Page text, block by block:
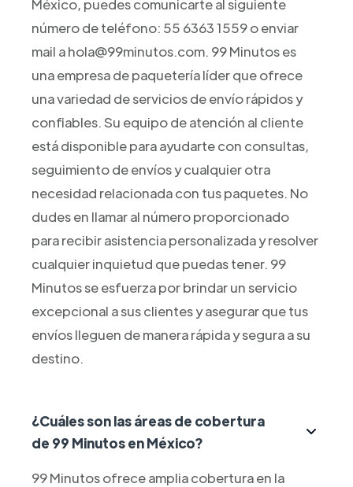
México, puedes comunicarte al siguiente
número de teléfono: 55 6363 1559 o enviar
mail a hola@99minutos.com. 99 Minutos es
una empresa de paquetería líder que ofrece
una variedad de servicios de envío rápidos y
confiables. Su equipo de atención al cliente
está disponible para ayudarte con consultas,
seguimiento de envíos y cualquier otra
necesidad relacionada con tus paquetes. No
dudes en llamar al número proporcionado
para recibir asistencia personalizada y resolver
cualquier inquietud que puedas tener. 99
Minutos se esfuerza por brindar un servicio
excepcional a sus clientes y asegurar que tus
envíos lleguen de manera rápida y segura a su
destino.
¿Cuáles son las áreas de cobertura
de 99 Minutos en México?
99 Minutos ofrece amplia cobertura en la